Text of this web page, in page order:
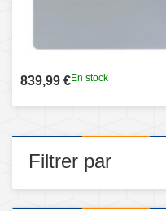
839,99 €En stock
Filtrer par